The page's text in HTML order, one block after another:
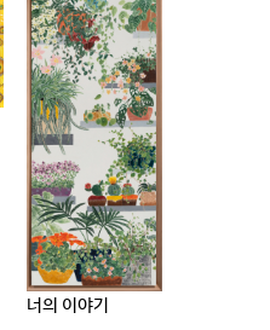
너의 이야기